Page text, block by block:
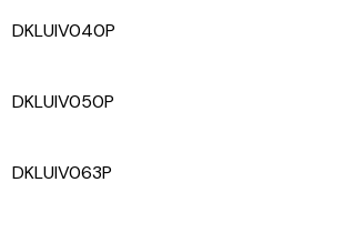
DKLUIV040P
DKLUIV050P
DKLUIV063P